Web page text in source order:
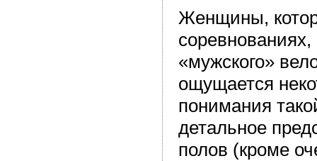
Женщины,
«мужского»
ощущается
понимания
детальное
полов (кроме